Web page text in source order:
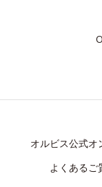
オルビス公式オ
よくあるご